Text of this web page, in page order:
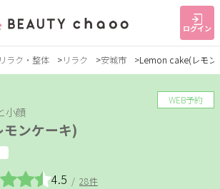
ログイン
はじめてご利用の方
ル・まつげ エステ
リラク・整体 リラク 安城市 Lemon cake(レモン
小顔
ンケーキ)
4.5 / 28件
WEB予約